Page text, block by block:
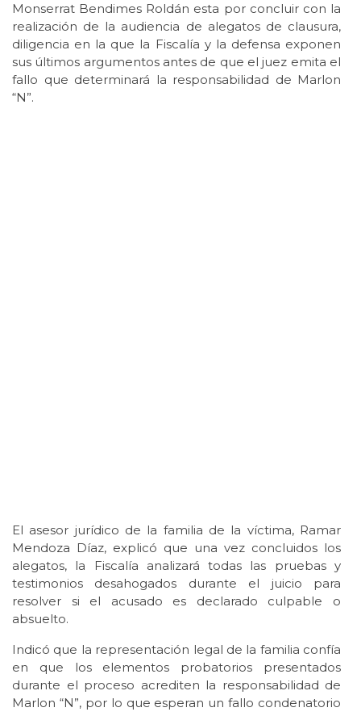
Monserrat Bendimes Roldán esta por concluir con la
realización de la audiencia de alegatos de clausura,
diligencia en la que la Fiscalía y la defensa exponen
sus últimos argumentos antes de que el juez emita el
fallo que determinará la responsabilidad de Marlon
“N”.
El asesor jurídico de la familia de la víctima, Ramar
Mendoza Díaz, explicó que una vez concluidos los
alegatos, la Fiscalía analizará todas las pruebas y
testimonios desahogados durante el juicio para
resolver si el acusado es declarado culpable o
absuelto.
Indicó que la representación legal de la familia confía
en que los elementos probatorios presentados
durante el proceso acrediten la responsabilidad de
Marlon “N”, por lo que esperan un fallo condenatorio